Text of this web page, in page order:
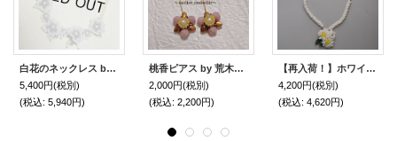
白花のネックレス by 多田晴美
5,400円(税別)
(税込: 5,940円)
桃香ピアス by 荒木晴美
2,000円(税別)
(税込: 2,200円)
【再入荷！】ホワイトフラワーガーデン by 多田晴美
4,200円(税別)
(税込: 4,620円)